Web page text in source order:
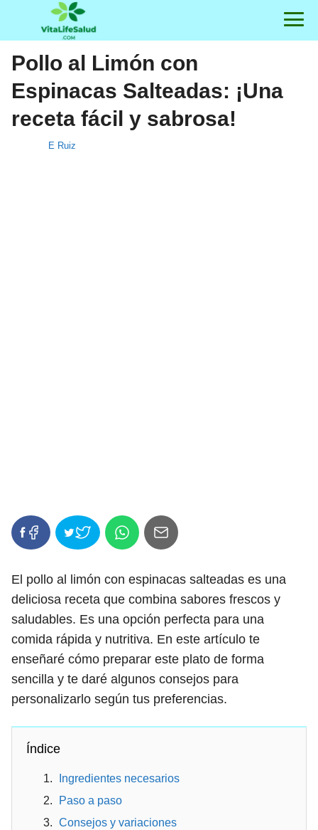
Pollo al Limón con
Espinacas Salteadas: ¡Una
receta fácil y sabrosa!
E Ruiz
El pollo al limón con espinacas salteadas es una
deliciosa receta que combina sabores frescos y
saludables. Es una opción perfecta para una
comida rápida y nutritiva. En este artículo te
enseñaré cómo preparar este plato de forma
sencilla y te daré algunos consejos para
personalizarlo según tus preferencias.
Índice
Ingredientes necesarios
Paso a paso
Consejos y variaciones